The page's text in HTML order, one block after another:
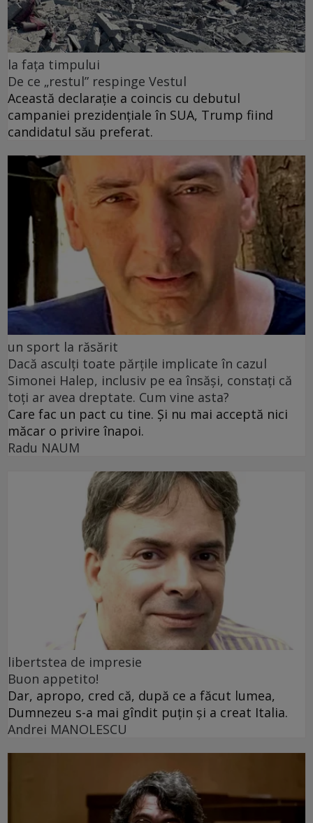
la fața timpului
De ce „restul” respinge Vestul
Această declarație a coincis cu debutul
campaniei prezidențiale în SUA, Trump fiind
candidatul său preferat.
un sport la răsărit
Dacă asculți toate părțile implicate în cazul
Simonei Halep, inclusiv pe ea însăși, constați că
toți ar avea dreptate. Cum vine asta?
Care fac un pact cu tine. Și nu mai acceptă nici
măcar o privire înapoi.
Radu NAUM
libertstea de impresie
Buon appetito!
Dar, apropo, cred că, după ce a făcut lumea,
Dumnezeu s-a mai gîndit puțin și a creat Italia.
Andrei MANOLESCU